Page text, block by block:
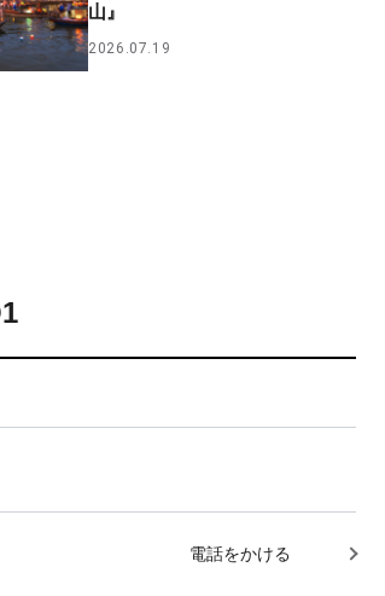
山』
2026.07.19
電話をかける